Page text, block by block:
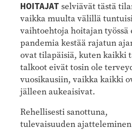
HOITAJAT selviävät tästä
vaikka muulta välillä
vaihtoehtoja hoitajan työssä
pandemia kestää rajatun
ovat tilapäisiä, kuten kaikki
talkoot eivät tosin ole
vuosikausiin, vaikka kaikki
jälleen aukeaisivat.
Rehellisesti sanottuna,
tulevaisuuden